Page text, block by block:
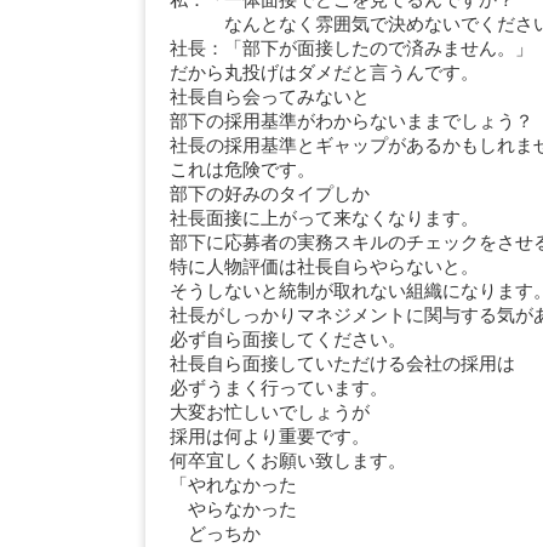
なんとなく雰囲気で決めないでくだ
社長：「部下が面接したので済みません。」
だから丸投げはダメだと言うんです。
社長自ら会ってみないと
部下の採用基準がわからないままでしょう？
社長の採用基準とギャップがあるかもしれま
これは危険です。
部下の好みのタイプしか
社長面接に上がって来なくなります。
部下に応募者の実務スキルのチェックをさせ
特に人物評価は社長自らやらないと。
そうしないと統制が取れない組織になります
社長がしっかりマネジメントに関与する気が
必ず自ら面接してください。
社長自ら面接していただける会社の採用は
必ずうまく行っています。
大変お忙しいでしょうが
採用は何より重要です。
何卒宜しくお願い致します。
「やれなかった
やらなかった
どっちか